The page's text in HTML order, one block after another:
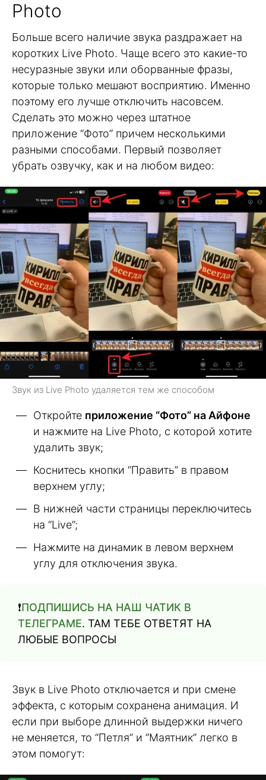
Photo
Больше всего наличие звука раздражает на
коротких Live Photo. Чаще всего это какие-то
несуразные звуки или оборванные фразы,
которые только мешают восприятию. Именно
поэтому его лучше отключить насовсем.
Сделать это можно через штатное
приложение “Фото” причем несколькими
разными способами. Первый позволяет
убрать озвучку, как и на любом видео:
Звук из Live Photo удаляется тем же способом
Откройте приложение “Фото” на Айфоне
и нажмите на Live Photo, с которой хотите
удалить звук;
Коснитесь кнопки “Править” в правом
верхнем углу;
В нижней части страницы переключитесь
на “Live”;
Нажмите на динамик в левом верхнем
углу для отключения звука.
❗️ПОДПИШИСЬ НА НАШ ЧАТИК В
ТЕЛЕГРАМЕ. ТАМ ТЕБЕ ОТВЕТЯТ НА
ЛЮБЫЕ ВОПРОСЫ
Звук в Live Photo отключается и при смене
эффекта, с которым сохранена анимация. И
если при выборе длинной выдержки ничего
не меняется, то “Петля” и “Маятник” легко в
этом помогут: